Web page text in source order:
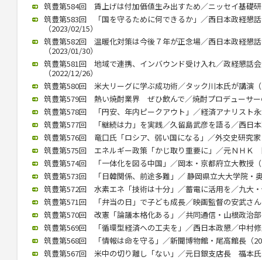
筑豊第584回 賃上げは付加価値生み出すため／ニッセイ基礎
筑豊第583回 「国を守るために何できるか」／西日本政経懇
（2023/02/15）
筑豊第582回 温暖化対策は今後７年が正念場／西日本政経懇
（2023/01/30）
筑豊第581回 地域で連携、インバウンド受け入れ／政経懇話
（2022/12/26）
筑豊第580回 米大リーグに学ぶ成功術／タック川本氏が講演
筑豊第579回 熱い焼酎業界 ぜひ飲んで／焼酎プロデューサ
筑豊第578回 「円安、年内ピークアウト」／経済アナリスト
筑豊第577回 「継続は力」を実践／久留島武彦を語る／西日
筑豊第576回 竜口氏「ロシア、弱い国になる」／外交史研究
筑豊第575回 エネルギー政策「かじ取り重要に」／元ＮＨＫ
筑豊第574回 「一体化を図る中国」／岡本・京都府立大教授
筑豊第573回 「日韓関係、前途多難」／ 静岡県立大大学院・
筑豊第572回 水素エネ「技術は十分」／蓄電に活用を／九大
筑豊第571回 「弁当の日」で子ども成長／映画監督の安武さ
筑豊第570回 改憲「論議本格化ある」／共同通信・山根政治
筑豊第569回 「循環型経済への工夫を」／西日本政懇／中村
筑豊第568回 「情報は命を守る」／新聞博物館・尾高館長（
筑豊第567回 米中の切り離し「ない」／元日銀支店長 福本